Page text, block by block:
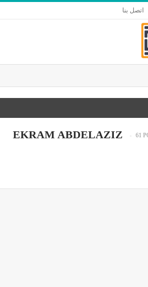
اتصل بنا
EKRAM ABDELAZIZ 61